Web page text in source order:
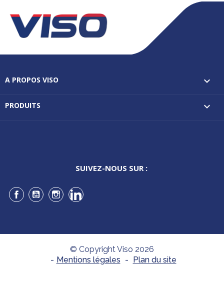
A PROPOS VISO 
PRODUITS 
SUIVEZ-NOUS SUR :
Facebook
YouTubeInstagramLinkedIn
© Copyright Viso 2026
- Mentions légales - Plan du site